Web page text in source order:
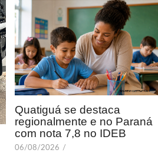
Quatiguá se destaca
regionalmente e no Paraná
com nota 7,8 no IDEB
06/08/2026 /